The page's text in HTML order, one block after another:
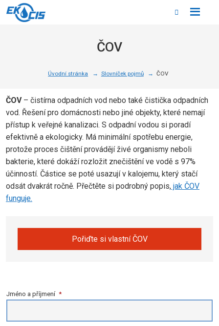
ČOV
Úvodní stránka Slovníček pojmů ČOV
ČOV– čistírna odpadních vod nebo také čistička odpadních
vod. Řešení pro domácnosti nebo jiné objekty, které nemají
přístup k veřejné kanalizaci. S odpadní vodou si poradí
efektivně a ekologicky. Má minimální spotřebu energie,
protože proces čištění provádějí živé organismy neboli
bakterie, které dokáží rozložit znečištění ve vodě s 97%
účinností. Částice se poté usazují v kalojemu, který stačí
odsát dvakrát ročně. Přečtěte si podrobný popis, jak ČOV
funguje.
Pořiďte si vlastní ČOV
Jméno a příjmení *